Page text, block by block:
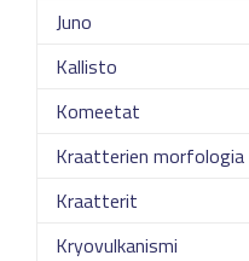
Juno
Kallisto
Komeetat
Kraatterien morfologia
Kraatterit
Kryovulkanismi